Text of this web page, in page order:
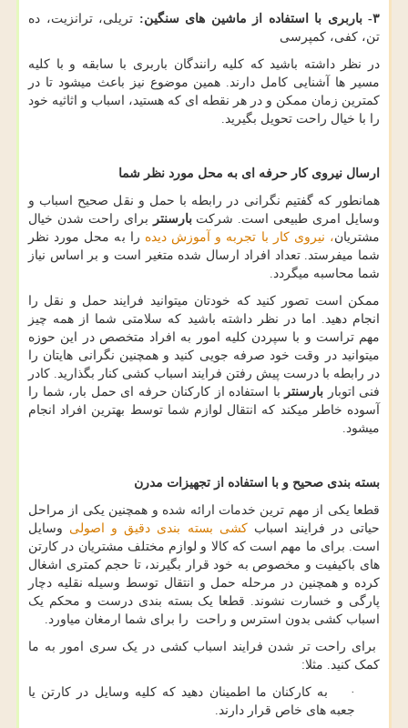
۳-
باربری با استفاده از ماشین های سنگین: تریلی، ترانزیت، ده
تن، کفی، کمپرسی
در نظر داشته باشید که کلیه رانندگان باربری با سابقه و با کلیه
مسیر ها آشنایی کامل دارند. همین موضوع نیز باعث میشود تا در
کمترین زمان ممکن و در هر نقطه ای که هستید، اسباب و اثاثیه خود
را با خیال راحت تحویل بگیرید.
ارسال نیروی کار حرفه ای به محل مورد نظر شما
همانطور که گفتیم نگرانی در رابطه با حمل و نقل صحیح اسباب و
وسایل امری طبیعی است. شرکتبارسنتر برای راحت شدن خیال
مشتریان، نیروی کار با تجربه و آموزش دیده را به محل مورد نظر
شما میفرستد. تعداد افراد ارسال شده متغیر است و بر اساس نیاز
شما محاسبه میگردد.
ممکن است تصور کنید که خودتان میتوانید فرایند حمل و نقل را
انجام دهید. اما در نظر داشته باشید که سلامتی شما از همه چیز
مهم تراست و با سپردن کلیه امور به افراد متخصص در این حوزه
میتوانید در وقت خود صرفه جویی کنید و همچنین نگرانی هایتان را
در رابطه با درست پیش رفتن فرایند اسباب کشی کنار بگذارید. کادر
فنی اتوبار بارسنتر با استفاده از کارکنان حرفه ای حمل بار، شما را
آسوده خاطر میکند که انتقال لوازم شما توسط بهترین افراد انجام
میشود.
بسته بندی صحیح و با استفاده از تجهیزات مدرن
قطعا یکی از مهم ترین خدمات ارائه شده و همچنین یکی از مراحل
حیاتی در فرایند اسبابکشی بسته بندی دقیق و اصولی وسایل
است. برای ما مهم است که کالا و لوازم مختلف مشتریان در کارتن
های باکیفیت و مخصوص به خود قرار بگیرند، تا حجم کمتری اشغال
کرده و همچنین در مرحله حمل و انتقال توسط وسیله نقلیه دچار
پارگی و خسارت نشوند. قطعا یک بسته بندی درست و محکم یک
اسباب کشی بدون استرس و راحت را برای شما ارمغان میاورد.
برای راحت تر شدن فرایند اسباب کشی در یک سری امور به ما
کمک کنید. مثلا:
· به کارکنان ما اطمینان دهید که کلیه وسایل در کارتن یا
جعبه های خاص قرار دارند.